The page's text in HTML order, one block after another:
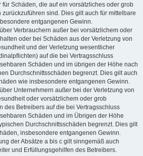
Schäden, die auf ein vorsätzliches oder grob
sind. Dies gilt auch für mittelbare
entgangenen Gewinn.
Verbrauchern außer bei vorsätzlichem oder
oder bei Schäden aus der Verletzung von
und der Verletzung wesentlicher
auf die bei Vertragsschluss
Schäden und im übrigen der Höhe nach
Durchschnittsschäden begrenzt. Dies gilt auch
wie insbesondere entgangenen Gewinn.
Unternehmern außer bei der Verletzung von
oder vorsätzlichem oder grob
des Betreibers auf die bei Vertragsschluss
Schäden und im Übrigen der Höhe
Durchschnittsschäden begrenzt. Dies gilt
insbesondere entgangenen Gewinn.
der Absätze a bis c gilt sinngemäß auch
und Erfüllungsgehilfen des Betreibers.